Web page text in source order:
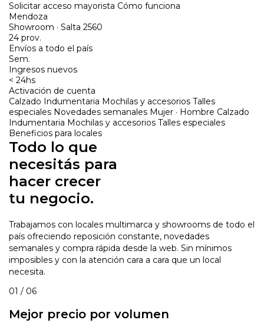
Solicitar acceso mayorista Cómo funciona
Mendoza
Showroom · Salta 2560
24 prov.
Envíos a todo el país
Sem.
Ingresos nuevos
< 24hs
Activación de cuenta
Calzado Indumentaria Mochilas y accesorios Talles
especiales Novedades semanales Mujer · Hombre Calzado
Indumentaria Mochilas y accesorios Talles especiales
Beneficios para locales
Todo lo que
necesitás para
hacer crecer
tu negocio.
Trabajamos con locales multimarca y showrooms de todo el
país ofreciendo reposición constante, novedades
semanales y compra rápida desde la web. Sin mínimos
imposibles y con la atención cara a cara que un local
necesita.
01 / 06
Mejor precio por volumen